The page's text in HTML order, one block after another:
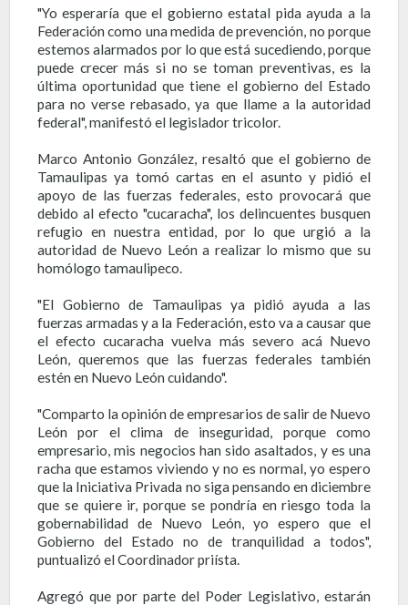
"Yo esperaría que el gobierno estatal pida ayuda a la
Federación como una medida de prevención, no porque
estemos alarmados por lo que está sucediendo, porque
puede crecer más si no se toman preventivas, es la
última oportunidad que tiene el gobierno del Estado
para no verse rebasado, ya que llame a la autoridad
federal", manifestó el legislador tricolor.
Marco Antonio González, resaltó que el gobierno de
Tamaulipas ya tomó cartas en el asunto y pidió el
apoyo de las fuerzas federales, esto provocará que
debido al efecto "cucaracha", los delincuentes busquen
refugio en nuestra entidad, por lo que urgió a la
autoridad de Nuevo León a realizar lo mismo que su
homólogo tamaulipeco.
"El Gobierno de Tamaulipas ya pidió ayuda a las
fuerzas armadas y a la Federación, esto va a causar que
el efecto cucaracha vuelva más severo acá Nuevo
León, queremos que las fuerzas federales también
estén en Nuevo León cuidando".
"Comparto la opinión de empresarios de salir de Nuevo
León por el clima de inseguridad, porque como
empresario, mis negocios han sido asaltados, y es una
racha que estamos viviendo y no es normal, yo espero
que la Iniciativa Privada no siga pensando en diciembre
que se quiere ir, porque se pondría en riesgo toda la
gobernabilidad de Nuevo León, yo espero que el
Gobierno del Estado no de tranquilidad a todos",
puntualizó el Coordinador priísta.
Agregó que por parte del Poder Legislativo, estarán